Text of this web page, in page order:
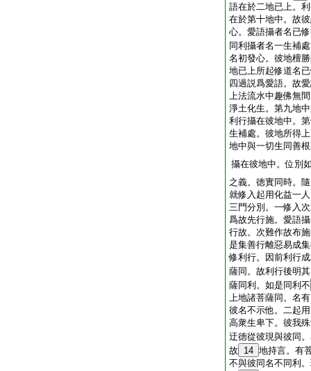
語在於二地已上。
在於第十地中。故
心。愛語攝者名已
同利攝者名一生補
名初發心。彼地檀
地已上所起修道名
四過説爲愛語。故
上法流水中趣佛無
淨土化生。第九地
利行攝在彼地中。
生補處。彼地所得
地中與一切生同善
攝在彼地中。位別
之義。徳實同時。
就修入起用化益一
三門分別。一修入
爲故先行施。愛語
行故。次難作故布
是集善行離惡易成
修利行。因前利行
薩同。故利行後明
薩同利。如是同利不
上地諸菩薩同。名
彼名不示他。二起
高衆生卑下。彼我
迂徳從彼現與彼同
故
14 地持言。有
不與彼同名不同利